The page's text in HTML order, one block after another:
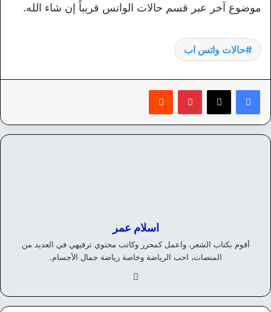
موضوع آخر عبر قسم حالات الواتس قريباً إن شاء الله.
حالات واتس اب
بينتيريست
اسلام عمر
أقوم بكتاب الشعر، واعمل كمحرر وكاتب محتوي ترفيهي في العديد من
المنصات، احب الرياضة وخاصة رياضة جمال الأجسام.
وك